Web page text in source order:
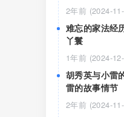
2年前 (2024-
难忘的家法经
丫鬟
1年前 (2024-
胡秀英与小雷
雷的故事情节
2年前 (2024-